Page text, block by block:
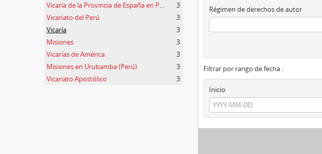
Vicaría de la Provincia de España en Perú
3
Vicariato del Perú
3
Vicaría
3
Misiones
3
Vicarías de América
3
Misiones en Urubamba (Perú)
3
Vicariato Apostólico
3
Régimen de derechos de autor
Filtrar por rango de fecha :
Inicio